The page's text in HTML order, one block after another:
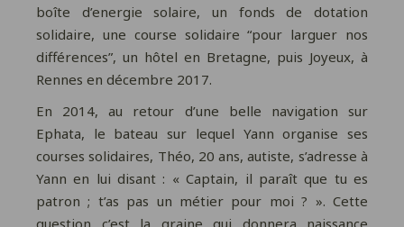
boîte d’energie solaire, un fonds de dotation
solidaire, une course solidaire “pour larguer nos
différences”, un hôtel en Bretagne, puis Joyeux, à
Rennes en décembre 2017.
En 2014, au retour d’une belle navigation sur
Ephata, le bateau sur lequel Yann organise ses
courses solidaires, Théo, 20 ans, autiste, s’adresse à
Yann en lui disant : « Captain, il paraît que tu es
patron ; t’as pas un métier pour moi ? ». Cette